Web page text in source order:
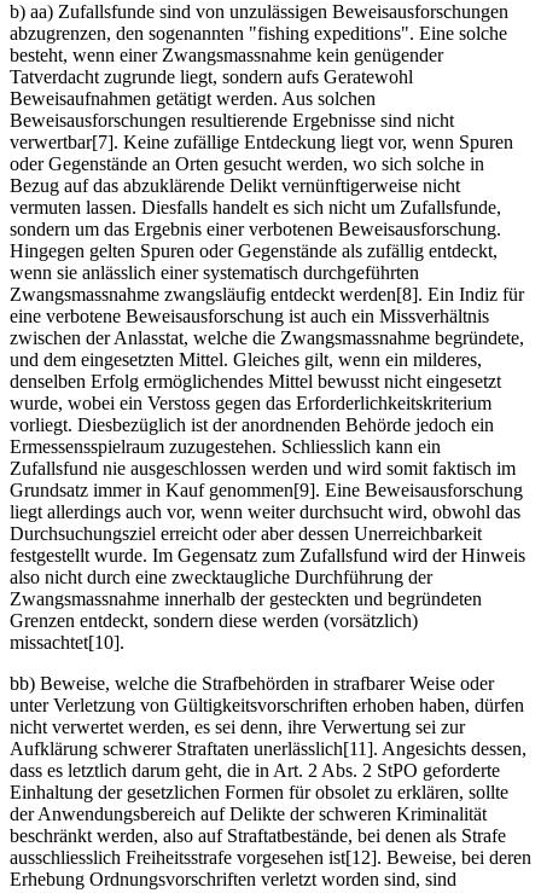
b) aa) Zufallsfunde sind von unzulässigen Beweisausforschungen
abzugrenzen, den sogenannten "fishing expeditions". Eine solche
besteht, wenn einer Zwangsmassnahme kein genügender
Tatverdacht zugrunde liegt, sondern aufs Geratewohl
Beweisaufnahmen getätigt werden. Aus solchen
Beweisausforschungen resultierende Ergebnisse sind nicht
verwertbar[7]. Keine zufällige Entdeckung liegt vor, wenn Spuren
oder Gegenstände an Orten gesucht werden, wo sich solche in
Bezug auf das abzuklärende Delikt vernünftigerweise nicht
vermuten lassen. Diesfalls handelt es sich nicht um Zufallsfunde,
sondern um das Ergebnis einer verbotenen Beweisausforschung.
Hingegen gelten Spuren oder Gegenstände als zufällig entdeckt,
wenn sie anlässlich einer systematisch durchgeführten
Zwangsmassnahme zwangsläufig entdeckt werden[8]. Ein Indiz für
eine verbotene Beweisausforschung ist auch ein Missverhältnis
zwischen der Anlasstat, welche die Zwangsmassnahme begründete,
und dem eingesetzten Mittel. Gleiches gilt, wenn ein milderes,
denselben Erfolg ermöglichendes Mittel bewusst nicht eingesetzt
wurde, wobei ein Verstoss gegen das Erforderlichkeitskriterium
vorliegt. Diesbezüglich ist der anordnenden Behörde jedoch ein
Ermessensspielraum zuzugestehen. Schliesslich kann ein
Zufallsfund nie ausgeschlossen werden und wird somit faktisch im
Grundsatz immer in Kauf genommen[9]. Eine Beweisausforschung
liegt allerdings auch vor, wenn weiter durchsucht wird, obwohl das
Durchsuchungsziel erreicht oder aber dessen Unerreichbarkeit
festgestellt wurde. Im Gegensatz zum Zufallsfund wird der Hinweis
also nicht durch eine zwecktaugliche Durchführung der
Zwangsmassnahme innerhalb der gesteckten und begründeten
Grenzen entdeckt, sondern diese werden (vorsätzlich)
missachtet[10].
bb) Beweise, welche die Strafbehörden in strafbarer Weise oder
unter Verletzung von Gültigkeitsvorschriften erhoben haben, dürfen
nicht verwertet werden, es sei denn, ihre Verwertung sei zur
Aufklärung schwerer Straftaten unerlässlich[11]. Angesichts dessen,
dass es letztlich darum geht, die in Art. 2 Abs. 2 StPO geforderte
Einhaltung der gesetzlichen Formen für obsolet zu erklären, sollte
der Anwendungsbereich auf Delikte der schweren Kriminalität
beschränkt werden, also auf Straftatbestände, bei denen als Strafe
ausschliesslich Freiheitsstrafe vorgesehen ist[12]. Beweise, bei deren
Erhebung Ordnungsvorschriften verletzt worden sind, sind